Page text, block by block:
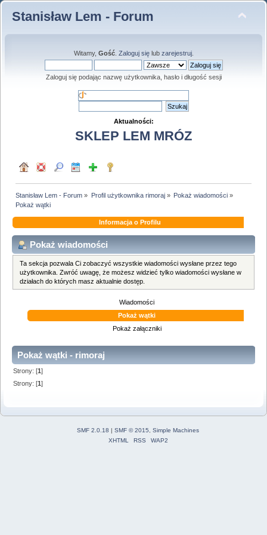
Stanisław Lem - Forum
Witamy, Gość. Zaloguj sięlub zarejestruj.
Zaloguj się podając nazwę użytkownika, hasło i długość sesji
Aktualności:
SKLEP LEM MRÓZ
Stanisław Lem - Forum » Profil użytkownika rimoraj» Pokaż wiadomości»
Pokaż wątki
Informacja o Profilu
Pokaż wiadomości
Ta sekcja pozwala Ci zobaczyć wszystkie wiadomości wysłane przez tego
użytkownika. Zwróć uwagę, że możesz widzieć tylko wiadomości wysłane w
działach do których masz aktualnie dostęp.
Wiadomości
Pokaż wątki
Pokaż załączniki
Pokaż wątki - rimoraj
Strony: [1]
Strony: [1]
SMF 2.0.18 | SMF © 2015
Simple Machines
XHTML
RSS WAP2